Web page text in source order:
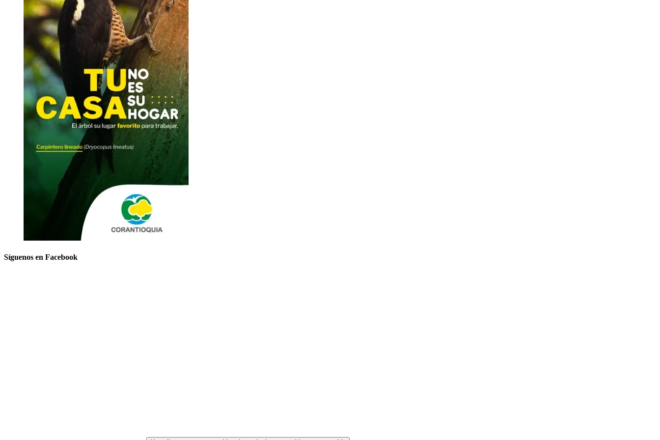
Síguenos en Facebook